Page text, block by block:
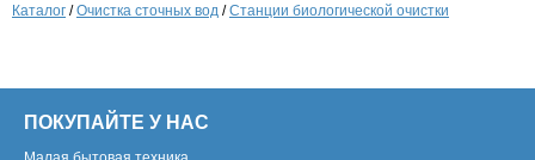
Каталог /Очистка сточных вод /Станции биологической очистки
ПОКУПАЙТЕ У НАС